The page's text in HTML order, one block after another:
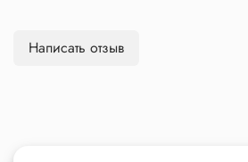
Написать отзыв